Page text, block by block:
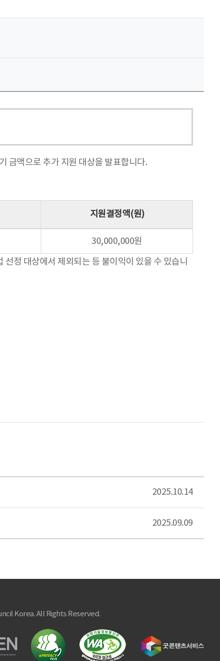
금액으로 추가 지원 대상을 발표합니다.
지원결정액(원)
30,000,000원
정 대상에서 제외되는 등 불이익이 있을 수 있습니
2025.10.14
2025.09.09
Korea. All Rights Reserved.